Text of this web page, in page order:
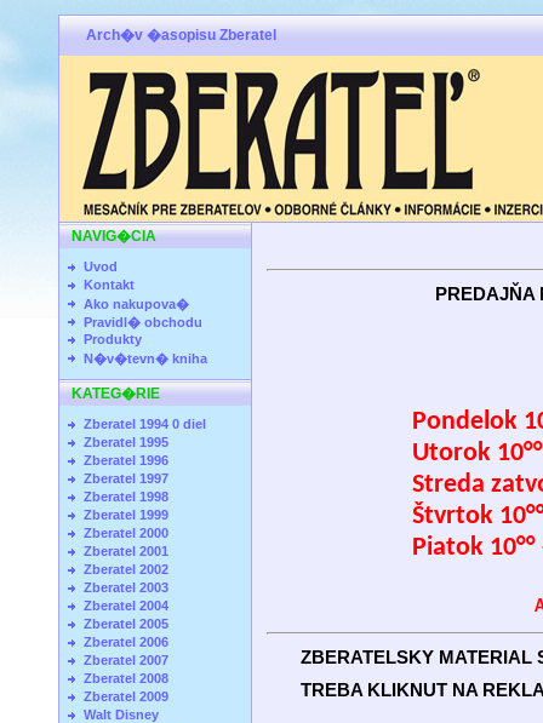
Arch�v �asopisu Zberatel
NAVIG�CIA
Uvod
Kontakt
Ako nakupova�
Pravidl� obchodu
Produkty
N�v�tevn� kniha
KATEG�RIE
Zberatel 1994 0 diel
Zberatel 1995
Zberatel 1996
Zberatel 1997
Zberatel 1998
Zberatel 1999
Zberatel 2000
Zberatel 2001
Zberatel 2002
Zberatel 2003
Zberatel 2004
Zberatel 2005
Zberatel 2006
Zberatel 2007
Zberatel 2008
Zberatel 2009
Walt Disney
PREDAJŇA
Pondelok
Utorok
Streda
Štvrtok
Piatok 10°°
ZBERATELSKY MATERIAL
TREBA KLIKNUT NA